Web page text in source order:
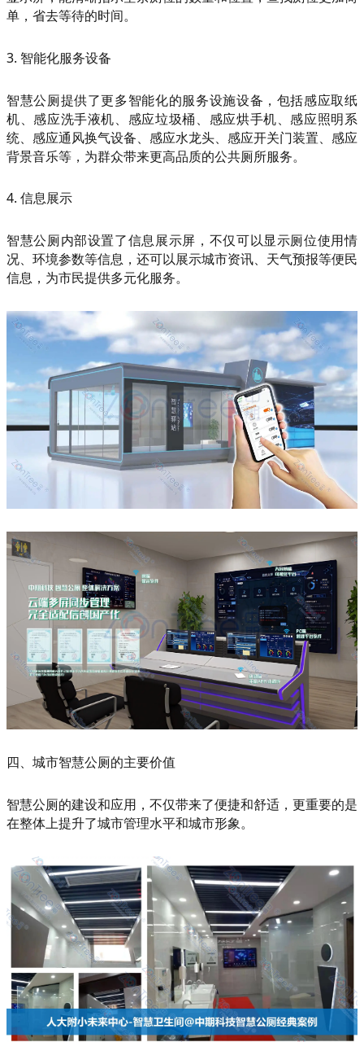
单，省去等待的时间。
3. 智能化服务设备
智慧公厕提供了更多智能化的服务设施设备，包括感应取纸
机、感应洗手液机、感应垃圾桶、感应烘手机、感应照明系
统、感应通风换气设备、感应水龙头、感应开关门装置、感应
背景音乐等，为群众带来更高品质的公共厕所服务。
4. 信息展示
智慧公厕内部设置了信息展示屏，不仅可以显示厕位使用情
况、环境参数等信息，还可以展示城市资讯、天气预报等便民
信息，为市民提供多元化服务。
四、城市智慧公厕的主要价值
智慧公厕的建设和应用，不仅带来了便捷和舒适，更重要的是
在整体上提升了城市管理水平和城市形象。